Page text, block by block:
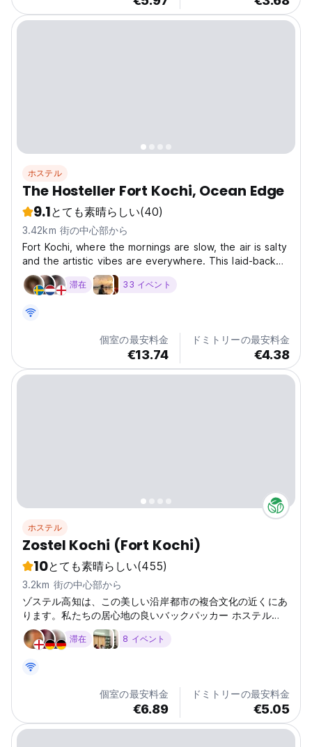
ホステル
The Hosteller Fort Kochi, Ocean Edge
9.1とても素晴らしい(40)
3.42km 街の中心部から
Fort Kochi, where the mornings are slow, the air is salty
and the artistic vibes are everywhere. This laid-back
town is influenced by several colonies such as the
Portuguese, Dutch, and British. The quirky cafés,
滞在 33 イベント
個室の最安料金
€13.74
ドミトリーの最安料金
€4.38
ホステル
Zostel Kochi (Fort Kochi)
10とても素晴らしい(455)
3.2km 街の中心部から
ゾステル高知は、この美しい沿岸都市の複合文化の近くにあ
ります。私たちの居心地の良いバックパッカー ホステル
は、フォート コチのポルトガルの家々に囲まれており、す
べての人気スポットが近くにあります。
滞在 8 イベント
個室の最安料金
€6.89
ドミトリーの最安料金
€5.05